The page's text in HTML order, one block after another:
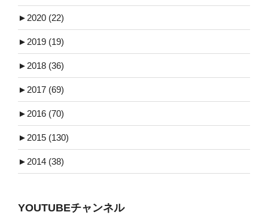
► 2020 (22)
► 2019 (19)
► 2018 (36)
► 2017 (69)
► 2016 (70)
► 2015 (130)
► 2014 (38)
YOUTUBEチャンネル